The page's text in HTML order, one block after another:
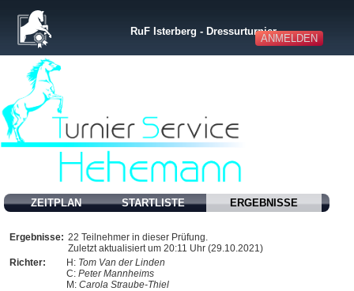
ANMELDEN
RuF Isterberg - Dressurturnier
ZEITPLAN STARTLISTE ERGEBNISSE
Ergebnisse: 22 Teilnehmer in dieser Prüfung.
Zuletzt aktualisiert um 20:11 Uhr (29.10.2021)
Richter:
H: Tom Van der Linden
C: Peter Mannheims
M: Carola Straube-Thiel